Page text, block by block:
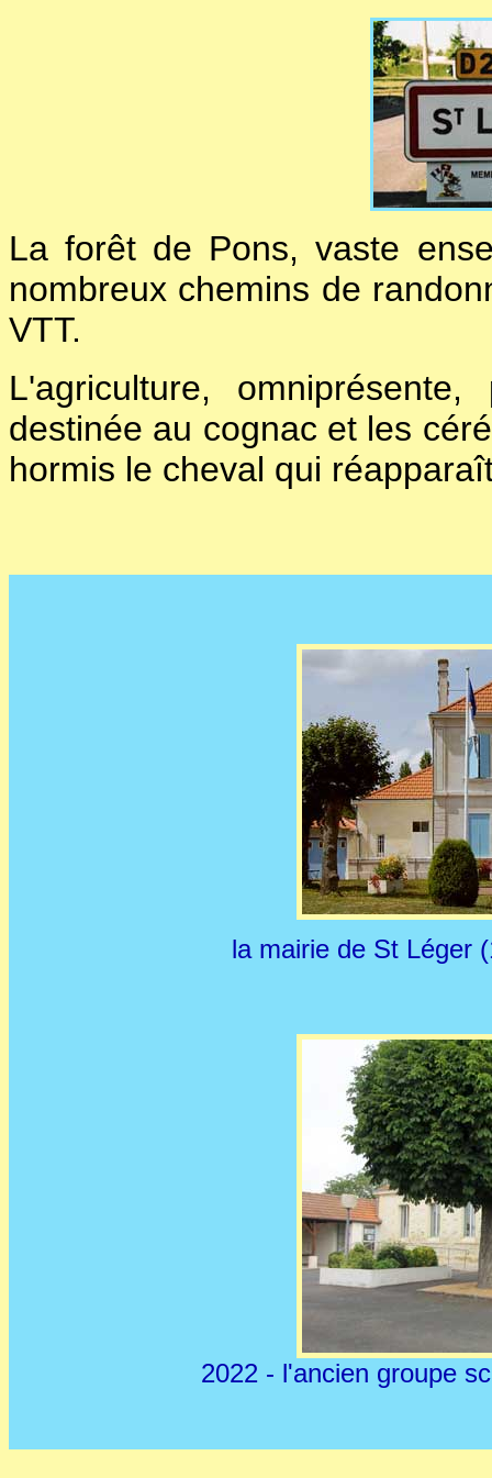
La forêt de Pons, vaste
nombreux chemins de
VTT.
L'agriculture,
destinée au cognac et les
hormis le cheval qui
la mairie de St Léger
2022 - l'ancien groupe